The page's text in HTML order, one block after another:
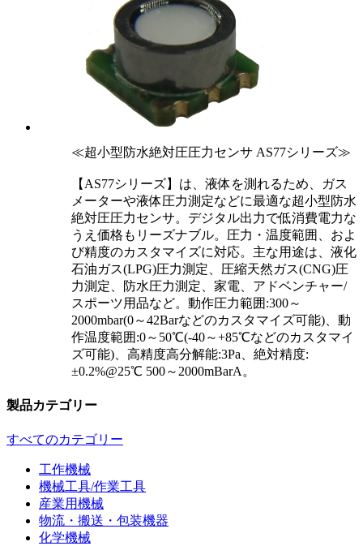
≪超小型防水絶対圧圧力センサ AS77シリーズ≫
【AS77シリーズ】は、液体を測れるため、ガス
メーターや液体圧力測定などに最適な超小型防水
絶対圧圧力センサ。デジタル出力で低消費電力な
うえ価格もリーズナブル。圧力・温度範囲、およ
び精度のカスタマイズに対応。主な用途は、液化
石油ガス(LPG)圧力測定、圧縮天然ガス(CNG)圧
力測定、防水圧力測定、家電、アドベンチャー/
スポーツ用品など。動作圧力範囲:300～
2000mbar(0～42Barなどのカスタマイズ可能)、動
作温度範囲:0～50℃(-40～+85℃などのカスタマイ
ズ可能)、高精度高分解能:3Pa、絶対精度:
±0.2%@25℃ 500～2000mBarA。
製品カテゴリー
すべてのカテゴリー
工作機械
機械工具/作業工具
産業用機械
物流・搬送・包装機器
化学機械